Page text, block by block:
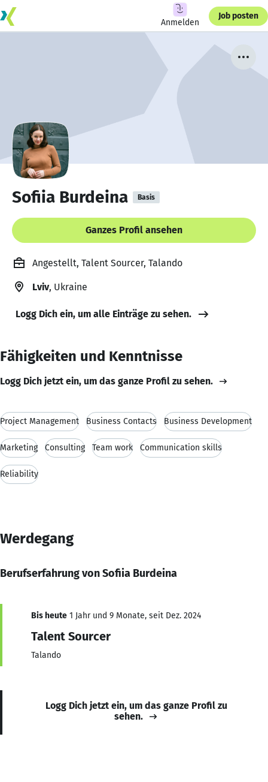
Anmelden
Job posten
Sofiia Burdeina Basis
Ganzes Profil ansehen
Angestellt, Talent Sourcer, Talando
Lviv, Ukraine
Logg Dich ein, um alle Einträge zu sehen.
Fähigkeiten und Kenntnisse
Logg Dich jetzt ein, um das ganze Profil zu sehen.
Project Management Business Contacts Business Development
Marketing Consulting Team work Communication skills
Reliability
Werdegang
Berufserfahrung von Sofiia Burdeina
Bis heute 1 Jahr und 9 Monate, seit Dez. 2024
Talent Sourcer
Talando
Logg Dich jetzt ein, um das ganze Profil zu
sehen.